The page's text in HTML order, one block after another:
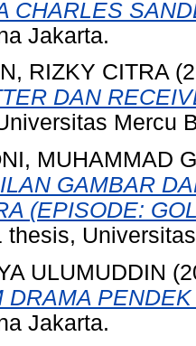
CHARLES
Jakarta.
RIZKY CITRA
DAN
Mercu
MUHAMMAD
GAMBAR
(EPISODE:
thesis,
ULUMUDDIN
DRAMA PENDEK
Jakarta.